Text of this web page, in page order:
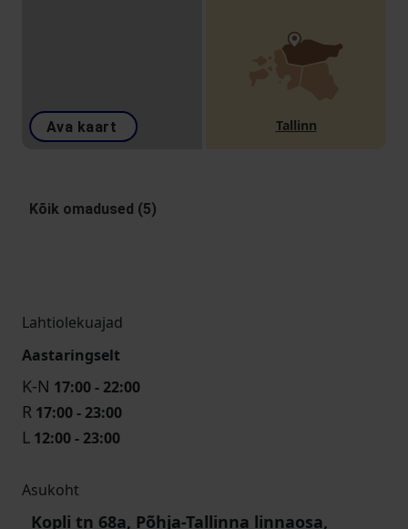
Ava kaart Tallinn
Kõik omadused (5)
Lahtiolekuajad
Aastaringselt
K-N 17:00 - 22:00
R 17:00 - 23:00
L 12:00 - 23:00
Asukoht
Kopli tn 68a, Põhja-Tallinna linnaosa,